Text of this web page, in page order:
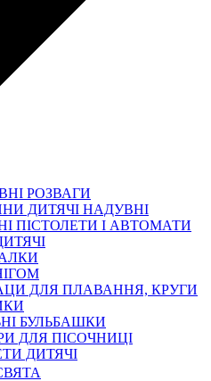
РОЗВАГИ
ДИТЯЧІ НАДУВНІ
ПІСТОЛЕТИ І АВТОМАТИ
ДЛЯ ПЛАВАННЯ, КРУГИ
БУЛЬБАШКИ
ДЛЯ ПІСОЧНИЦІ
ДИТЯЧІ